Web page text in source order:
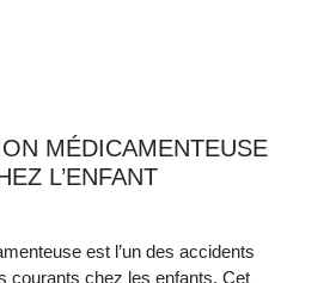
MÉDICAMENTEUSE
L’ENFANT
est l’un des accidents
courants chez les enfants. Cet